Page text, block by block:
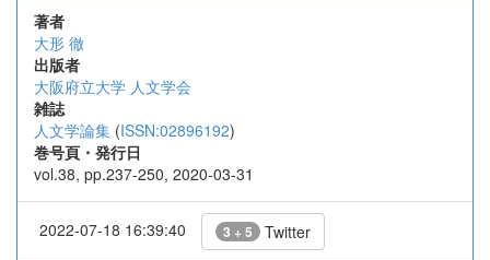
著者
大形 徹
出版者
大阪府立大学 人文学会
雑誌
人文学論集 (ISSN:02896192)
巻号頁・発行日
vol.38, pp.237-250, 2020-03-31
2022-07-18 16:39:40 3 + 5 Twitter